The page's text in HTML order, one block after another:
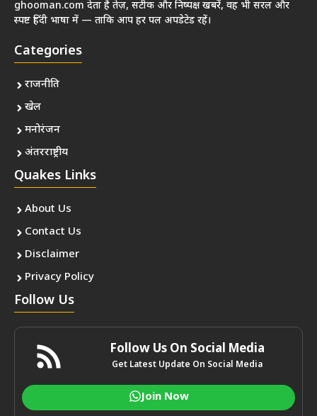
ghooman.com देता है तेज़, सटीक और निष्पक्ष खबरें, वह भी सरल और
स्पष्ट हिंदी भाषा में — ताकि आप हर पल अपडेटेड रहें।
Categories
राजनीति
खेल
मनोरंजन
अंतरराष्ट्रीय
Quakes Links
About Us
Contact Us
Disclaimer
Privacy Policy
Follow Us
Follow Us On Social Media
Get Latest Update On Social Media
Join Now